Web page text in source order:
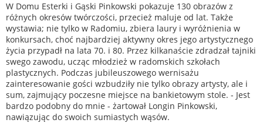
W Domu Esterki i Gąski Pinkowski pokazuje 130 obrazów z
różnych okresów twórczości, przecież maluje od lat. Także
wystawia; nie tylko w Radomiu, zbiera laury i wyróżnienia w
konkursach, choć najbardziej aktywny okres jego artystycznego
życia przypadł na lata 70. i 80. Przez kilkanaście zdradzał tajniki
swego zawodu, ucząc młodzież w radomskich szkołach
plastycznych. Podczas jubileuszowego wernisażu
zainteresowanie gości wzbudziły nie tylko obrazy artysty, ale i
sum, zajmujący poczesne miejsce na bankietowym stole. - Jest
bardzo podobny do mnie - żartował Longin Pinkowski,
nawiązując do swoich sumiastych wąsów.